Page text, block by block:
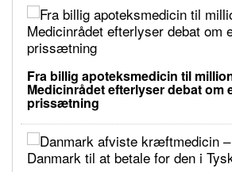
Fra billig apoteksmedicin til
Medicinrådet efterlyser debat om
prissætning